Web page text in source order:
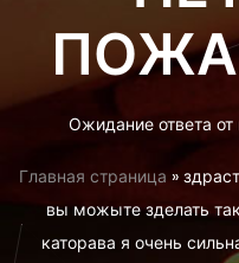
Ожидание ответа
Главная страница »
вы можыте зделать
каторава я очень